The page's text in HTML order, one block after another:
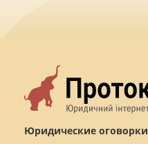
Юридические оговорки